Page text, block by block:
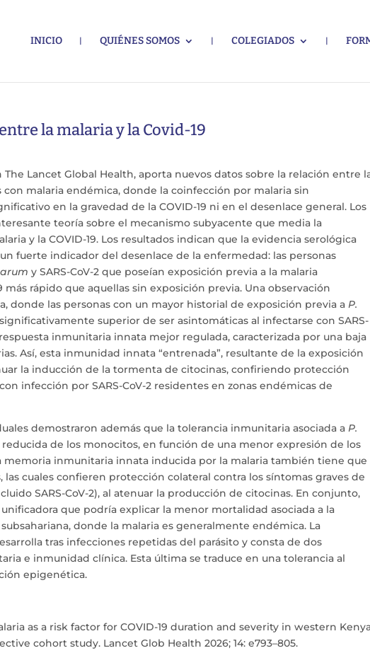
INICIO QUIÉNES SOMOS COLEGIADOS
la malaria y la Covid-19
Lancet Global Health, aporta nuevos datos sobre la relación entre
con malaria endémica, donde la coinfección por malaria sin
en la gravedad de la COVID-19 ni en el desenlace general. Los
teoría sobre el mecanismo subyacente que media la
y la COVID-19. Los resultados indican que la evidencia serológica
fuerte indicador del desenlace de la enfermedad: las personas
y SARS-CoV-2 que poseían exposición previa a la malaria
más rápido que aquellas sin exposición previa. Una observación
donde las personas con un mayor historial de exposición previa aP.
superior de ser asintomáticas al infectarse con SARS-
inmunitaria innata mejor regulada, caracterizada por una baja
Así, esta inmunidad innata “entrenada”, resultante de la exposición
la inducción de la tormenta de citocinas, confiriendo protección
infección por SARS-CoV-2 residentes en zonas endémicas de
demostraron además que la tolerancia inmunitaria asociada aP.
reducida de los monocitos, en función de una menor expresión de los
memoria inmunitaria innata inducida por la malaria también tiene que
cuales confieren protección colateral contra los síntomas graves de
SARS-CoV-2), al atenuar la producción de citocinas. En conjunto,
que podría explicar la menor mortalidad asociada a la
donde la malaria es generalmente endémica. La
tras infecciones repetidas del parásito y consta de dos
e inmunidad clínica. Esta última se traduce en una tolerancia al
epigenética.
as a risk factor for COVID-19 duration and severity in western
cohort study. Lancet Glob Health 2026; 14: e793–805.